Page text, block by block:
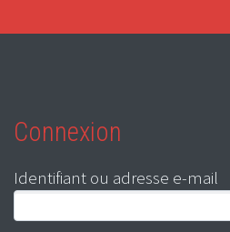
Connexion
Identifiant ou adresse e-mail